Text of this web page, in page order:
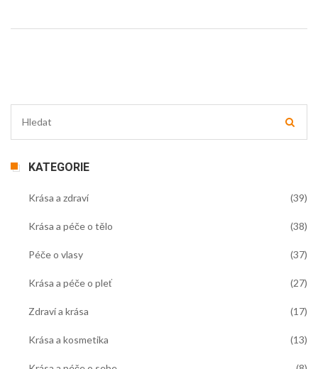
KATEGORIE
Krása a zdraví (39)
Krása a péče o tělo (38)
Péče o vlasy (37)
Krása a péče o pleť (27)
Zdraví a krása (17)
Krása a kosmetika (13)